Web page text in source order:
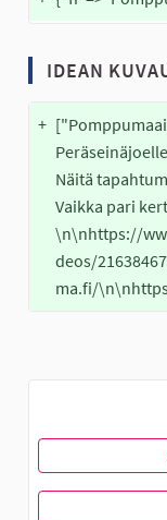
IDEAN
+
Näitä
Vaikka pari
\n\nhttps://
deos/
ma.fi/